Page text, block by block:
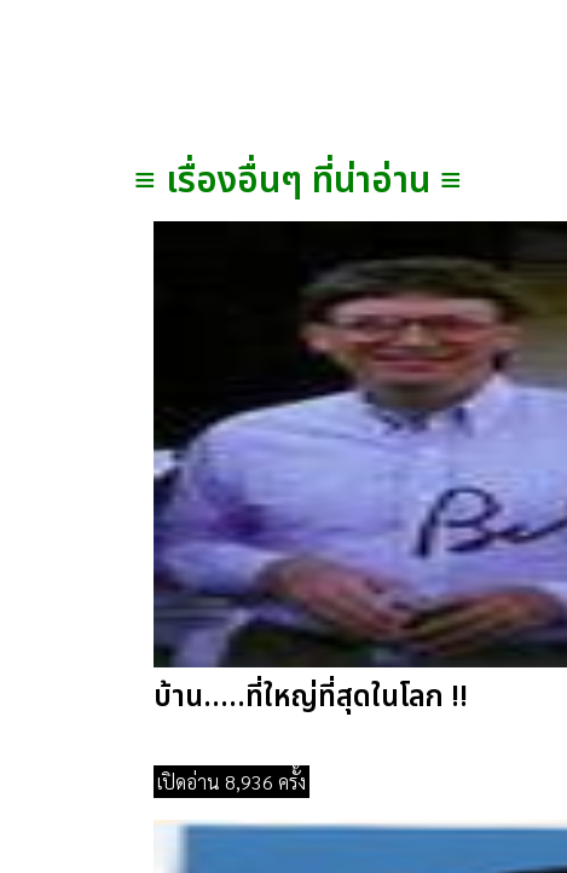
≡ เรื่องอื่นๆ ที่น่าอ่าน ≡
บ้าน.....ที่ใหญ่ที่สุดในโลก !!
เปิดอ่าน 8,936 ครั้ง